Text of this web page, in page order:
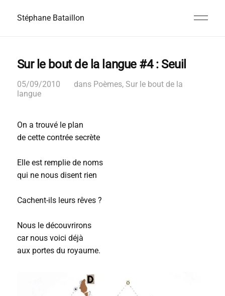
Stéphane Bataillon
Sur le bout de la langue #4 : Seuil
05/09/2010 dans Poèmes, Sur le bout de la
langue
On a trouvé le plan
de cette contrée secrète
Elle est remplie de noms
qui ne nous disent rien
Cachent-ils leurs rêves ?
Nous le découvrirons
car nous voici déjà
aux portes du royaume.